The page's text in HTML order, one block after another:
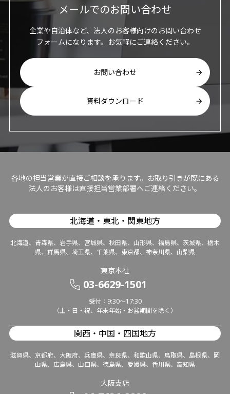
メールでのお問い合わせ
企業や自治体など、法人のお客様向けのお問い合わせ
フォームになります。お気軽にご連絡ください。
お問い合わせ
資料ダウンロード
各地の担当営業が直接ご相談を承ります。お取り引きが既にある
法人のお客様は直接担当営業部署へご連絡ください。
北海道・東北・関東地方
北海道、青森県、岩手県、宮城県、秋田県、山形県、福島県、茨城県、栃木
県、群馬県、埼玉県、千葉県、東京都、神奈川県、山梨県
東京本社
03-6629-1501
受付：9:30～17:30
（土・日・祝、年末年始・お盆期間を除く）
関西・中国・四国地方
滋賀県、京都府、大阪府、兵庫県、奈良県、和歌山県、鳥取県、島根県、岡
山県、広島県、山口県、徳島県、愛媛県、香川県、高知県
大阪支店